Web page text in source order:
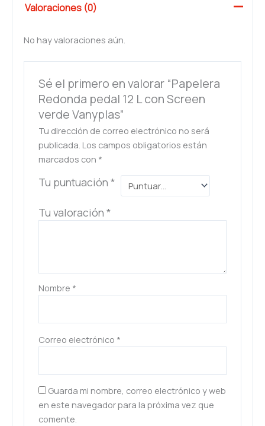
Valoraciones (0)
No hay valoraciones aún.
Sé el primero en valorar “Papelera
Redonda pedal 12 L con Screen
verde Vanyplas”
Tu dirección de correo electrónico no será
publicada. Los campos obligatorios están
marcados con *
Tu puntuación*
Tu valoración*
Nombre *
Correo electrónico *
Guarda mi nombre, correo electrónico y web
en este navegador para la próxima vez que
comente.